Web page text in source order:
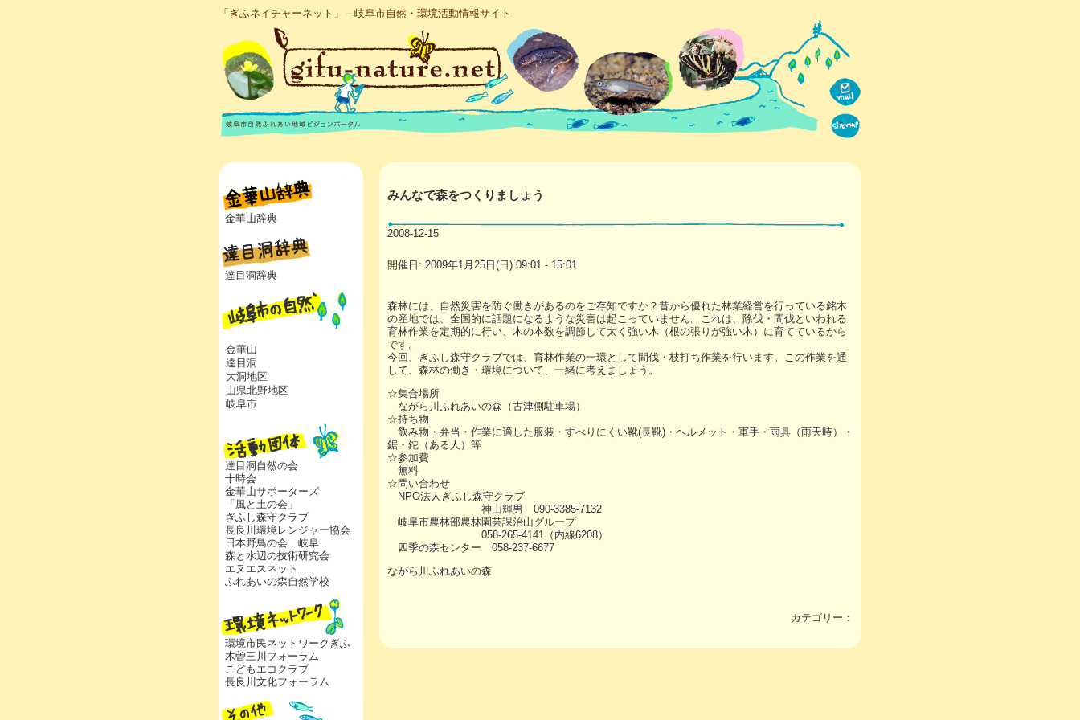
「ぎふネイチャーネット」－岐阜市自然・環境活動情報サイト
金華山辞典
達目洞辞典
金華山
達目洞
大洞地区
山県北野地区
岐阜市
達目洞自然の会
十時会
金華山サポーターズ
「風と土の会」
ぎふし森守クラブ
長良川環境レンジャー協会
日本野鳥の会 岐阜
森と水辺の技術研究会
エヌエスネット
ふれあいの森自然学校
環境市民ネットワークぎふ
木曽三川フォーラム
こどもエコクラブ
長良川文化フォーラム
みんなで森をつくりましょう
2008-12-15
開催日: 2009年1月25日(日) 09:01 - 15:01
森林には、自然災害を防ぐ働きがあるのをご存知ですか？昔から優れた林業経営を行っている銘木
の産地では、全国的に話題になるような災害は起こっていません。これは、除伐・間伐といわれる
育林作業を定期的に行い、木の本数を調節して太く強い木（根の張りが強い木）に育てているから
です。
今回、ぎふし森守クラブでは、育林作業の一環として間伐・枝打ち作業を行います。この作業を通
して、森林の働き・環境について、一緒に考えましょう。
☆集合場所
ながら川ふれあいの森（古津側駐車場）
☆持ち物
飲み物・弁当・作業に適した服装・すべりにくい靴(長靴)・ヘルメット・軍手・雨具（雨天時）・
鋸・鉈（ある人）等
☆参加費
無料
☆問い合わせ
NPO法人ぎふし森守クラブ
神山輝男 090-3385-7132
岐阜市農林部農林園芸課治山グループ
058-265-4141（内線6208）
四季の森センター 058-237-6677
ながら川ふれあいの森
カテゴリー：